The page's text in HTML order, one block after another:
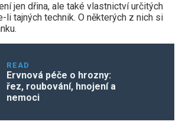
jen dřina, ale také vlastnictví určitých
li tajných technik. O některých z nich si
READ
Ervnová péče o hrozny:
řez, roubování, hnojení a
nemoci